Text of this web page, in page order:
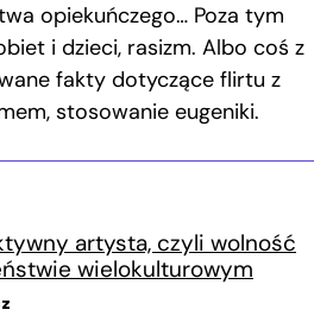
opiekuńczego… Poza tym
i dzieci, rasizm. Albo coś z
fakty dotyczące flirtu z
stosowanie eugeniki.
artysta, czyli wolność
wielokulturowym